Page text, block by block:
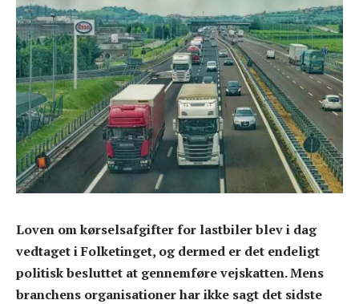
Loven om kørselsafgifter for lastbiler blev i dag
vedtaget i Folketinget, og dermed er det endeligt
politisk besluttet at gennemføre vejskatten. Mens
branchens organisationer har ikke sagt det sidste